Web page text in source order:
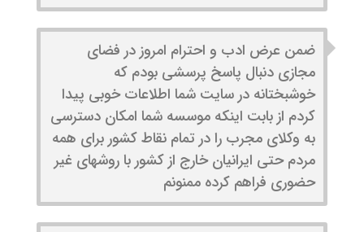
ضمن عرض ادب و احترام امروز در فضای
مجازی دنبال پاسخ پرسشی بودم که
خوشبختانه در سایت شما اطلاعات خوبی پیدا
کردم از بابت اینکه موسسه شما امکان دسترسی
به وکلای مجرب را در تمام نقاط کشور برای همه
مردم حتی ایرانیان خارج از کشور با روشهای غیر
حضوری فراهم کرده ممنونم